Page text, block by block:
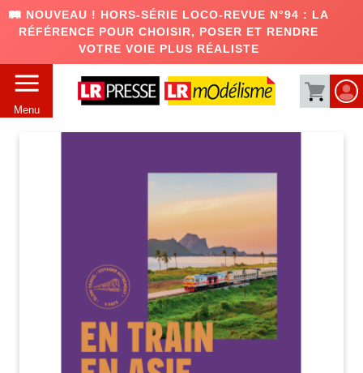
🛤️ NOUVEAU ! HORS-SÉRIE LOCO-REVUE N°94 : LA
RÉFÉRENCE POUR CHOISIR, POSER ET RENDRE
VOTRE VOIE PLUS RÉALISTE
Menu